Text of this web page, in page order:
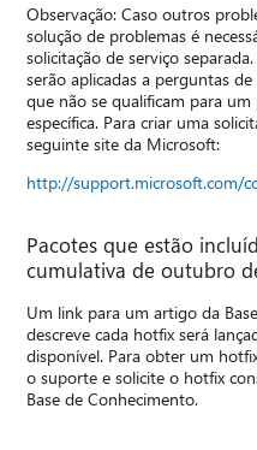
Observação: Caso outros
solução de problemas é
solicitação de serviço
serão aplicadas a perguntas
que não se qualificam para
específica. Para criar uma
seguinte site da Microsoft:
http://support.microsoft.com/
Pacotes que estão
cumulativa de outubro
Um link para um artigo da
descreve cada hotfix será
disponível. Para obter um
o suporte e solicite o hotfix
Base de Conhecimento.